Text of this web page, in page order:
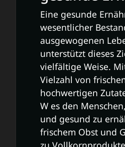
Eine gesunde
wesentlicher
ausgewogenen
unterstützt dieses
vielfältige Weise.
Vielzahl von
hochwertigen
W es den
und gesund zu
frischem Obst und